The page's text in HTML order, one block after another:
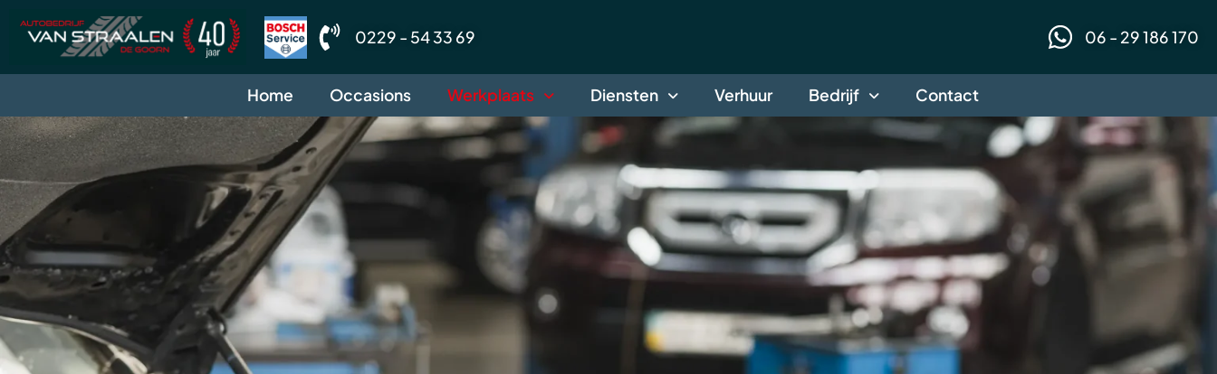
0229 - 54 33 69 06 - 29 186 170
Home Occasions Werkplaats Diensten Verhuur Bedrijf Contact